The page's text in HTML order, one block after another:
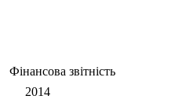
Фінансова звітність
2014